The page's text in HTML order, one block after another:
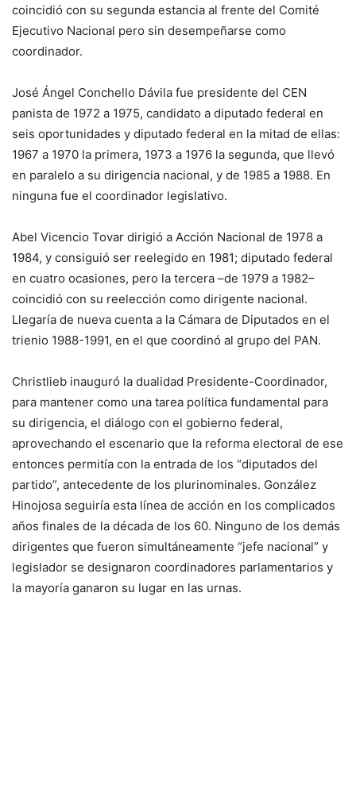
coincidió con su segunda estancia al frente del Comité
Ejecutivo Nacional pero sin desempeñarse como
coordinador.
José Ángel Conchello Dávila fue presidente del CEN
panista de 1972 a 1975, candidato a diputado federal en
seis oportunidades y diputado federal en la mitad de ellas:
1967 a 1970 la primera, 1973 a 1976 la segunda, que llevó
en paralelo a su dirigencia nacional, y de 1985 a 1988. En
ninguna fue el coordinador legislativo.
Abel Vicencio Tovar dirigió a Acción Nacional de 1978 a
1984, y consiguió ser reelegido en 1981; diputado federal
en cuatro ocasiones, pero la tercera –de 1979 a 1982–
coincidió con su reelección como dirigente nacional.
Llegaría de nueva cuenta a la Cámara de Diputados en el
trienio 1988-1991, en el que coordinó al grupo del PAN.
Christlieb inauguró la dualidad Presidente-Coordinador,
para mantener como una tarea política fundamental para
su dirigencia, el diálogo con el gobierno federal,
aprovechando el escenario que la reforma electoral de ese
entonces permitía con la entrada de los “diputados del
partido”, antecedente de los plurinominales. González
Hinojosa seguiría esta línea de acción en los complicados
años finales de la década de los 60. Ninguno de los demás
dirigentes que fueron simultáneamente “jefe nacional” y
legislador se designaron coordinadores parlamentarios y
la mayoría ganaron su lugar en las urnas.